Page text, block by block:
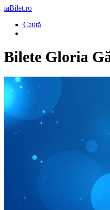
iaBilet.ro
Caută
Bilete Gloria